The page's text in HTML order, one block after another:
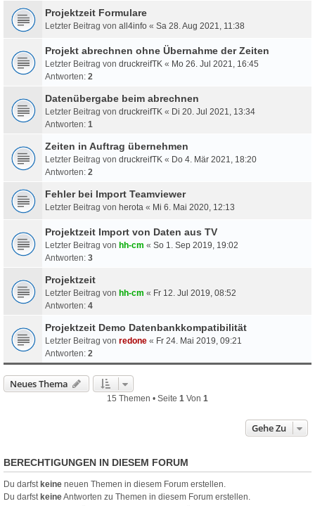
Projektzeit Formulare
Letzter Beitrag von all4info « Sa 28. Aug 2021, 11:38
Projekt abrechnen ohne Übernahme der Zeiten
Letzter Beitrag von druckreifTK « Mo 26. Jul 2021, 16:45
Antworten: 2
Datenübergabe beim abrechnen
Letzter Beitrag von druckreifTK « Di 20. Jul 2021, 13:34
Antworten: 1
Zeiten in Auftrag übernehmen
Letzter Beitrag von druckreifTK « Do 4. Mär 2021, 18:20
Antworten: 2
Fehler bei Import Teamviewer
Letzter Beitrag von herota « Mi 6. Mai 2020, 12:13
Projektzeit Import von Daten aus TV
Letzter Beitrag von hh-cm « So 1. Sep 2019, 19:02
Antworten: 3
Projektzeit
Letzter Beitrag von hh-cm « Fr 12. Jul 2019, 08:52
Antworten: 4
Projektzeit Demo Datenbankkompatibilität
Letzter Beitrag von redone « Fr 24. Mai 2019, 09:21
Antworten: 2
Neues Thema
15 Themen • Seite 1 Von 1
Gehe Zu
BERECHTIGUNGEN IN DIESEM FORUM
Du darfst keine neuen Themen in diesem Forum erstellen.
Du darfst keineAntworten zu Themen in diesem Forum erstellen.